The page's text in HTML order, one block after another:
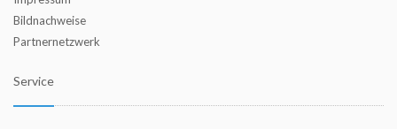
Bildnachweise
Partnernetzwerk
Service